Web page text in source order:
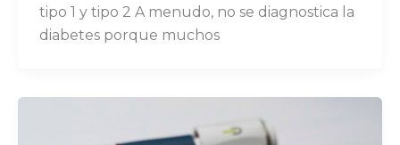
tipo 1 y tipo 2 A menudo, no se diagnostica la
diabetes porque muchos